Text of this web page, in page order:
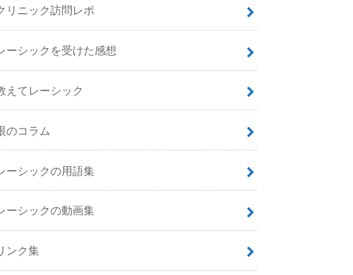
リニック訪問レポ
ーシックを受けた感想
えてレーシック
のコラム
ーシックの用語集
ーシックの動画集
ンク集